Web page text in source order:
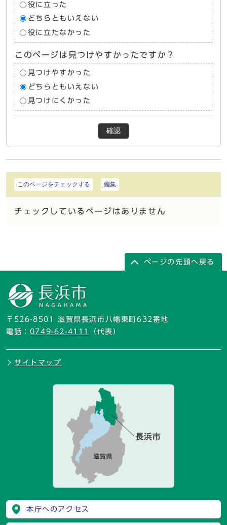
役に立った
どちらともいえない
役に立たなかった
このページは見つけやすかったですか？
見つけやすかった
どちらともいえない
見つけにくかった
確認
このページをチェックする 編集
チェックしているページはありません
ページの先頭へ戻る
〒526-8501 滋賀県長浜市八幡東町632番地
電話： 0749-62-4111 （代表）
サイトマップ
本庁へのアクセス